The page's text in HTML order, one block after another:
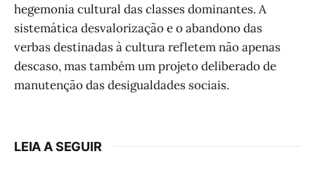
hegemonia cultural das classes dominantes. A
sistemática desvalorização e o abandono das
verbas destinadas à cultura refletem não apenas
descaso, mas também um projeto deliberado de
manutenção das desigualdades sociais.
LEIA A SEGUIR